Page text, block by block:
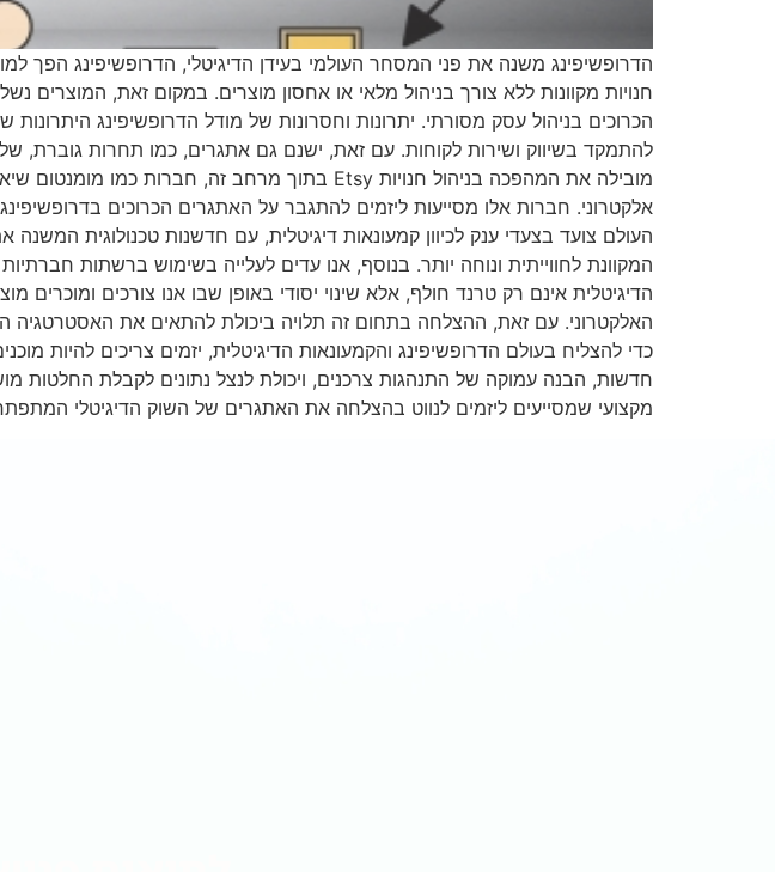
הדרופשיפינג משנה את פני המסחר העולמי בעידן הדיגיטלי, הדרופשיפינג הפך
חנויות מקוונות ללא צורך בניהול מלאי או אחסון מוצרים. במקום זאת,
הכרוכים בניהול עסק מסורתי. יתרונות וחסרונות של מודל הדרופשיפינג
להתמקד בשיווק ושירות לקוחות. עם זאת, ישנם גם אתגרים, כמו תחרות גוברת,
אלקטרוני. חברות אלו מסייעות ליזמים להתגבר על האתגרים הכרוכים
העולם צועד בצעדי ענק לכיוון קמעונאות דיגיטלית, עם חדשנות טכנולוגית
המקוונת לחווייתית ונוחה יותר. בנוסף, אנו עדים לעלייה בשימוש ברשתות
הדיגיטלית אינם רק טרנד חולף, אלא שינוי יסודי באופן שבו אנו צורכים
האלקטרוני. עם זאת, ההצלחה בתחום זה תלויה ביכולת להתאים את האסטרטגיה
כדי להצליח בעולם הדרופשיפינג והקמעונאות הדיגיטלית, יזמים צריכים להיות
חדשות, הבנה עמוקה של התנהגות צרכנים, ויכולת לנצל נתונים לקבלת החלטות
מקצועי שמסייעים ליזמים לנווט בהצלחה את האתגרים של השוק הדיגיטלי